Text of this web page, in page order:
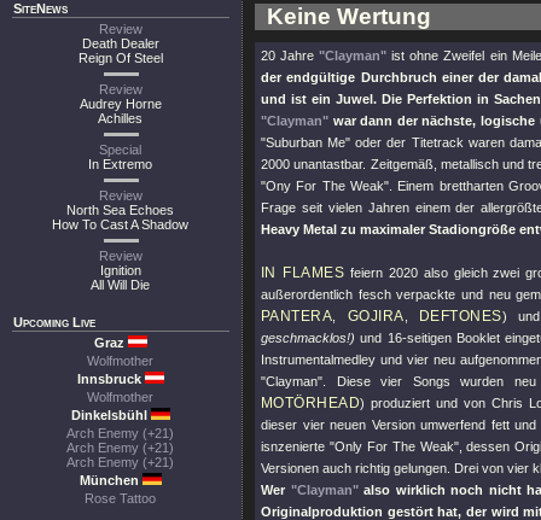
SiteNews
Review
Death Dealer
Reign Of Steel
Review
Audrey Horne
Achilles
Special
In Extremo
Review
North Sea Echoes
How To Cast A Shadow
Review
Ignition
All Will Die
Upcoming Live
Graz
Wolfmother
Innsbruck
Wolfmother
Dinkelsbühl
Arch Enemy (+21)
Arch Enemy (+21)
Arch Enemy (+21)
München
Rose Tattoo
Keine Wertung
20 Jahre"Clayman" ist ohne Zweifel ein
der endgültige Durchbruch einer der
und ist ein Juwel. Die Perfektion in
"Clayman" war dann der nächste,
"Suburban Me" oder der Titetrack waren
2000 unantastbar. Zeitgemäß, metallisch und
"Ony For The Weak" . Einem brettharten
Frage seit vielen Jahren einem der
Heavy Metal zu maximaler Stadiongröße
IN FLAMES feiern 2020 also gleich zwei
außerordentlich fesch verpackte und neu
PANTERA GOJIRA DEFTONES)
geschmacklos!) und 16-seitigen Booklet
Instrumentalmedley und vier neu
"Clayman" . Diese vier Songs wurden
MOTÖRHEAD) produziert und von Chris
dieser vier neuen Version umwerfend fett
isnzenierte "Only For The Weak", dessen
Versionen auch richtig gelungen. Drei von vier
Wer "Clayman"also wirklich noch nicht
Originalproduktion gestört hat, der wird